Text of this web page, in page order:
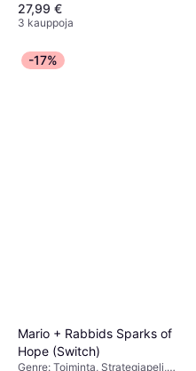
27,99 €
3 kauppoja
-17%
Mario + Rabbids Sparks of
Hope (Switch)
Genre: Toiminta, Strategiapeli,